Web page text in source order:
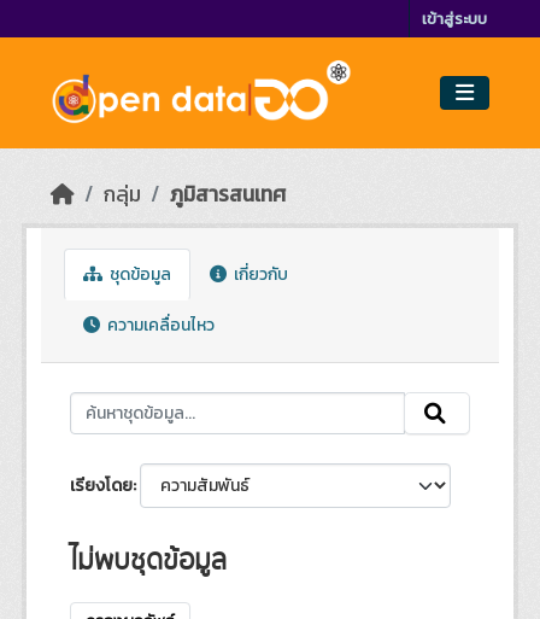
เข้าสู่ระบบ
กลุ่ม ภูมิสารสนเทศ
ชุดข้อมูล
เกี่ยวกับ
ความเคลื่อนไหว
เรียงโดย
ไม่พบชุดข้อมูล